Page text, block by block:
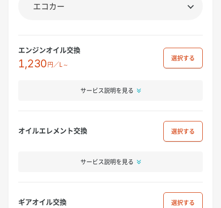
エンジンオイル交換
1,230円／L～
選択
サービス説明を見る
オイルエレメント交換 選択
サービス説明を見る
ギアオイル交換 選択